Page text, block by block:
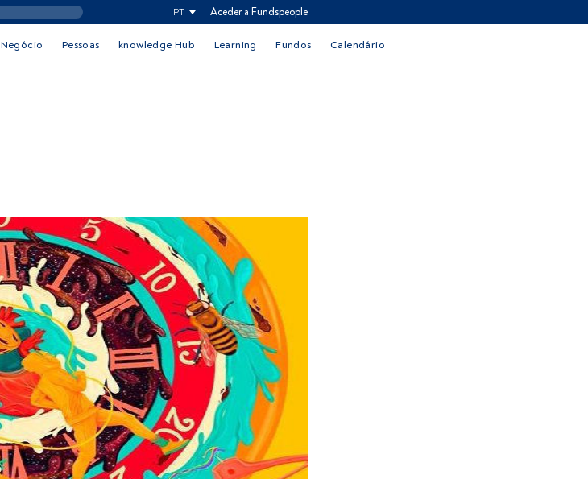
PT Aceder a Fundspeople
Negócio Pessoas knowledge Hub Learning Fundos Calendário